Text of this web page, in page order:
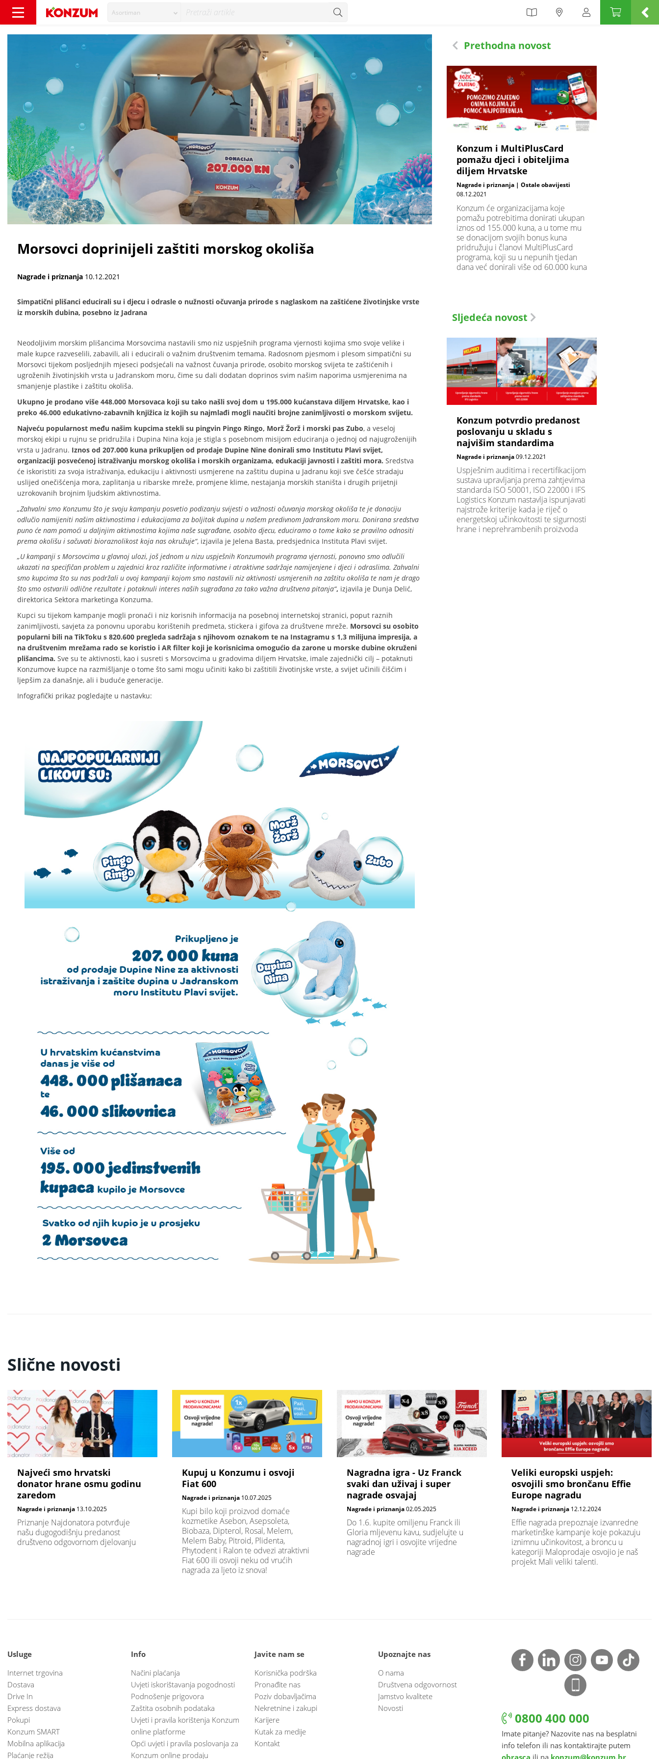
Asortiman
Morsovci doprinijeli zaštiti morskog okoliša
Nagrade i priznanja 10.12.2021
Simpatični plišanci educirali su i djecu i odrasle o nužnosti očuvanja prirode s naglaskom na zaštićene životinjske vrste
iz morskih dubina, posebno iz Jadrana
Neodoljivim morskim plišancima Morsovcima nastavili smo niz uspješnih programa vjernosti kojima smo svoje velike i
male kupce razveselili, zabavili, ali i educirali o važnim društvenim temama. Radosnom pjesmom i plesom simpatični su
Morsovci tijekom posljednjih mjeseci podsjećali na važnost čuvanja prirode, osobito morskog svijeta te zaštićenih i
ugroženih životinjskih vrsta u Jadranskom moru, čime su dali dodatan doprinos svim našim naporima usmjerenima na
smanjenje plastike i zaštitu okoliša.
Ukupno je prodano više 448.000 Morsovaca koji su tako našli svoj dom u 195.000 kućanstava diljem Hrvatske, kao i
preko 46.000 edukativno-zabavnih knjižica iz kojih su najmlađi mogli naučiti brojne zanimljivosti o morskom svijetu.
Najveću popularnost među našim kupcima stekli su pingvin Pingo Ringo, Morž Žorž i morski pas Zubo, a veseloj
morskoj ekipi u rujnu se pridružila i Dupina Nina koja je stigla s posebnom misijom educiranja o jednoj od najugroženijih
vrsta u Jadranu. Iznos od 207.000 kuna prikupljen od prodaje Dupine Nine donirali smo Institutu Plavi svijet,
organizaciji posvećenoj istraživanju morskog okoliša i morskih organizama, edukaciji javnosti i zaštiti mora. Sredstva
će iskoristiti za svoja istraživanja, edukaciju i aktivnosti usmjerene na zaštitu dupina u Jadranu koji sve češće stradaju
uslijed onečišćenja mora, zaplitanja u ribarske mreže, promjene klime, nestajanja morskih staništa i drugih prijetnji
uzrokovanih brojnim ljudskim aktivnostima.
„Zahvalni smo Konzumu što je svoju kampanju posvetio podizanju svijesti o važnosti očuvanja morskog okoliša te je donaciju
odlučio namijeniti našim aktivnostima i edukacijama za boljitak dupina u našem predivnom Jadranskom moru. Donirana sredstva
puno će nam pomoći u daljnjim aktivnostima kojima naše sugrađane, osobito djecu, educiramo o tome kako se pravilno odnositi
prema okolišu i sačuvati bioraznolikost koja nas okružuje“, izjavila je Jelena Basta, predsjednica Instituta Plavi svijet.
„U kampanji s Morsovcima u glavnoj ulozi, još jednom u nizu uspješnih Konzumovih programa vjernosti, ponovno smo odlučili
ukazati na specifičan problem u zajednici kroz različite informativne i atraktivne sadržaje namijenjene i djeci i odraslima. Zahvalni
smo kupcima što su nas podržali u ovoj kampanji kojom smo nastavili niz aktivnosti usmjerenih na zaštitu okoliša te nam je drago
što smo ostvarili odlične rezultate i potaknuli interes naših sugrađana za tako važna društvena pitanja“, izjavila je Dunja Delić,
direktorica Sektora marketinga Konzuma.
Kupci su tijekom kampanje mogli pronaći i niz korisnih informacija na posebnoj internetskoj stranici, poput raznih
zanimljivosti, savjeta za ponovnu uporabu korištenih predmeta, stickera i gifova za društvene mreže. Morsovci su osobito
popularni bili na TikToku s 820.600 pregleda sadržaja s njihovom oznakom te na Instagramu s 1,3 milijuna impresija, a
na društvenim mrežama rado se koristio i AR filter koji je korisnicima omogućio da zarone u morske dubine okruženi
plišancima. Sve su te aktivnosti, kao i susreti s Morsovcima u gradovima diljem Hrvatske, imale zajednički cilj – potaknuti
Konzumove kupce na razmišljanje o tome što sami mogu učiniti kako bi zaštitili životinjske vrste, a svijet učinili čišćim i
ljepšim za današnje, ali i buduće generacije.
Infografički prikaz pogledajte u nastavku:
Prethodna novost
Konzum i MultiPlusCard
pomažu djeci i obiteljima
diljem Hrvatske
Nagrade i priznanja | Ostale obavijesti
08.12.2021
Konzum će organizacijama koje
pomažu potrebitima donirati ukupan
iznos od 155.000 kuna, a u tome mu
se donacijom svojih bonus kuna
pridružuju i članovi MultiPlusCard
programa, koji su u nepunih tjedan
dana već donirali više od 60.000 kuna
Sljedeća novost
Konzum potvrdio predanost
poslovanju u skladu s
najvišim standardima
Nagrade i priznanja09.12.2021
​Uspješnim auditima i recertifikacijom
sustava upravljanja prema zahtjevima
standarda ISO 50001, ISO 22000 i IFS
Logistics Konzum nastavlja ispunjavati
najstrože kriterije kada je riječ o
energetskoj učinkovitosti te sigurnosti
hrane i neprehrambenih proizvoda
Slične novosti
Najveći smo hrvatski
donator hrane osmu godinu
zaredom
Nagrade i priznanja 13.10.2025
​​​​​​​Priznanje Najdonatora potvrđuje
našu dugogodišnju predanost
društveno odgovornom djelovanju
Kupuj u Konzumu i osvoji
Fiat 600
Nagrade i priznanja 10.07.2025
Kupi bilo koji proizvod domaće
kozmetike Asebon, Asepsoleta,
Biobaza, Dipterol, Rosal, Melem,
Melem Baby, Pitroid, Plidenta,
Phytodent i Ralon te odvezi atraktivni
Fiat 600 ili osvoji neku od vrućih
nagrada za ljeto iz snova!
Nagradna igra - Uz Franck
svaki dan uživaj i super
nagrade osvajaj
Nagrade i priznanja02.05.2025
Do 1.6. kupite omiljenu Franck ili
Gloria mljevenu kavu, sudjelujte u
nagradnoj igri i osvojite vrijedne
nagrade
Veliki europski uspjeh:
osvojili smo brončanu Effie
Europe nagradu
Nagrade i priznanja 12.12.2024
Effie nagrada prepoznaje izvanredne
marketinške kampanje koje pokazuju
iznimnu učinkovitost, a broncu u
kategoriji Maloprodaje osvojio je naš
projekt Mali veliki talenti.
Usluge
Internet trgovina
Dostava
Drive In
Express dostava
Pokupi
Konzum SMART
Mobilna aplikacija
Plaćanje režija
Info
Načini plaćanja
Uvjeti iskorištavanja pogodnosti
Podnošenje prigovora
Zaštita osobnih podataka
Uvjeti i pravila korištenja Konzum
online platforme
Opći uvjeti i pravila poslovanja za
Konzum online prodaju
Javite nam se
Korisnička podrška
Pronađite nas
Poziv dobavljačima
Nekretnine i zakupi
Karijere
Kutak za medije
Kontakt
Upoznajte nas
O nama
Društvena odgovornost
Jamstvo kvalitete
Novosti
0800 400 000
Imate pitanje? Nazovite nas na besplatni
info telefon ili nas kontaktirajte putem